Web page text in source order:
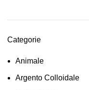
Categorie
Animale
Argento Colloidale